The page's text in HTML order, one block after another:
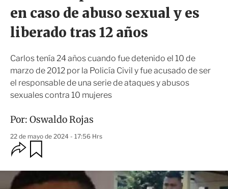
r
en caso de abuso sexual y es
liberado tras 12 años
Carlos tenía 24 años cuando fue detenido el 10 de
marzo de 2012 por la Policía Civil y fue acusado de ser
el responsable de una serie de ataques y abusos
sexuales contra 10 mujeres
Por: Oswaldo Rojas
22 de mayo de 2024 - 17:56 Hrs
O
p
i
o
r
d